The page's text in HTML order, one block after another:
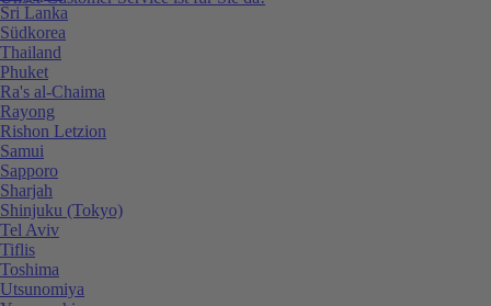
Sri Lanka
Südkorea
Thailand
Phuket
Ra's al-Chaima
Rayong
Rishon Letzion
Samui
Sapporo
Sharjah
Shinjuku (Tokyo)
Tel Aviv
Tiflis
Toshima
Utsunomiya